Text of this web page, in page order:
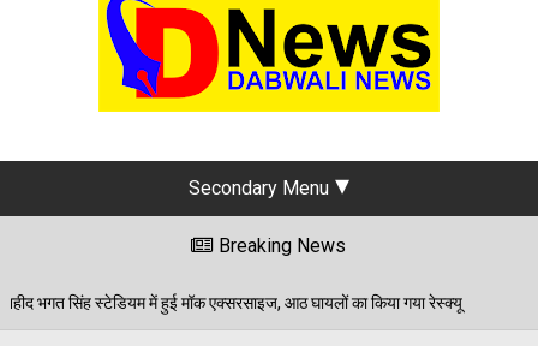
ABOUT US
INSTAGRAM
Secondary Menu
Breaking News
आठ घायलों का किया गया रेस्क्यू 06/08/2026 पेड़ जन्म से